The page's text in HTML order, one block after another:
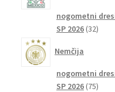
nogometni
SP 2026 3232
Nemčija
nogometni
SP 2026 7575